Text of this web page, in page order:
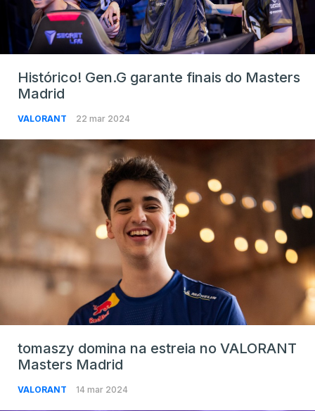
Histórico! Gen.G garante finais do Masters
Madrid
VALORANT 22 mar 2024
tomaszy domina na estreia no VALORANT
Masters Madrid
VALORANT 14 mar 2024